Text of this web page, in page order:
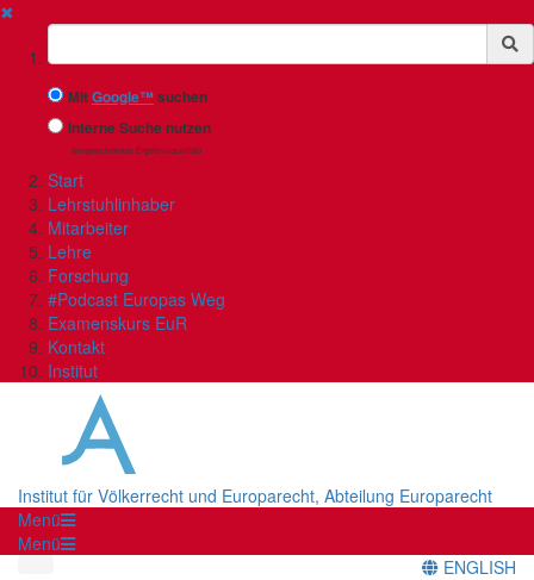
✖
Suchbegriff
MitGoogle™suchen
Interne Suche nutzen
(eingeschränkte Ergebnisqualität)
Start
Lehrstuhlinhaber
Mitarbeiter
Lehre
Forschung
#Podcast Europas Weg
Examenskurs EuR
Kontakt
Institut
Institut für Völkerrecht und Europarecht, Abteilung Europarecht
Menü
Menü
ENGLISH